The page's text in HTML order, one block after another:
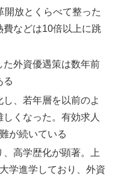
開放とくらべて整った
費などは10倍以上に跳
外資優遇策は数年前
る
、若年層を以前のよ
くなった。有効求人
が続いている
高学歴化が顕著。上
学進学しており、外資